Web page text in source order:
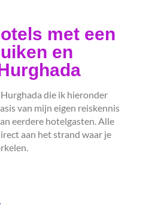
met een
en
die ik hieronder
van mijn eigen reiskennis
eerdere hotelgasten. Alle
aan het strand waar je